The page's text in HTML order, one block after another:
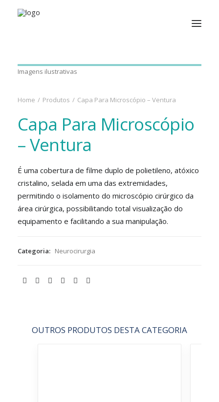
Imagens ilustrativas
Home Produtos Capa Para Microscópio – Ventura
Capa Para Microscópio
– Ventura
É uma cobertura de filme duplo de polietileno, atóxico
cristalino, selada em uma das extremidades,
permitindo o isolamento do microscópio cirúrgico da
área cirúrgica, possibilitando total visualização do
equipamento e facilitando a sua manipulação.
Categoria: Neurocirurgia
OUTROS PRODUTOS DESTA CATEGORIA